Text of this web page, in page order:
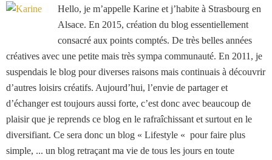
Hello, je m’appelle Karine et j’habite à Strasbourg en
Alsace. En 2015, création du blog essentiellement
consacré aux points comptés. De très belles années
créatives avec une petite mais très sympa communauté. En 2011, je
suspendais le blog pour diverses raisons mais continuais à découvrir
d’autres loisirs créatifs. Aujourd’hui, l’envie de partager et
d’échanger est toujours aussi forte, c’est donc avec beaucoup de
plaisir que je reprends ce blog en le rafraîchissant et surtout en le
diversifiant. Ce sera donc un blog « Lifestyle « pour faire plus
simple, ... un blog retraçant ma vie de tous les jours en toute